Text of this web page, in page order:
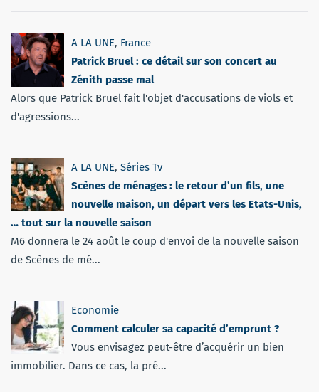
A LA UNE, France
Patrick Bruel : ce détail sur son concert au
Zénith passe mal
Alors que Patrick Bruel fait l'objet d'accusations de viols et
d'agressions...
A LA UNE, Séries Tv
Scènes de ménages : le retour d’un fils, une
nouvelle maison, un départ vers les Etats-Unis,
… tout sur la nouvelle saison
M6 donnera le 24 août le coup d'envoi de la nouvelle saison
de Scènes de mé...
Economie
Comment calculer sa capacité d’emprunt ?
Vous envisagez peut-être d’acquérir un bien
immobilier. Dans ce cas, la pré...